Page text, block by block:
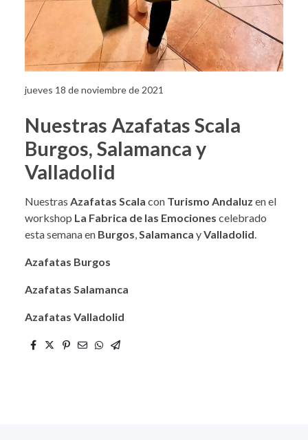
jueves 18 de noviembre de 2021
Nuestras Azafatas Scala
Burgos, Salamanca y
Valladolid
Nuestras Azafatas Scala con Turismo Andaluz en el
workshop La Fabrica de las Emociones celebrado
esta semana en Burgos,Salamanca yValladolid.
Azafatas Burgos
Azafatas Salamanca
Azafatas Valladolid